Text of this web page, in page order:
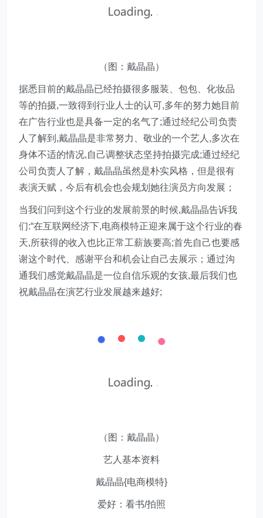
（图：戴晶晶）
据悉目前的戴晶晶已经拍摄很多服装、包包、化妆品
等的拍摄,一致得到行业人士的认可,多年的努力她目前
在广告行业也是具备一定的名气了;通过经纪公司负责
人了解到,戴晶晶是非常努力、敬业的一个艺人,多次在
身体不适的情况,自己调整状态坚持拍摄完成;通过经纪
公司负责人了解，戴晶晶虽然是朴实风格，但是很有
表演天赋，今后有机会也会规划她往演员方向发展；
当我们问到这个行业的发展前景的时候,戴晶晶告诉我
们:“在互联网经济下,电商模特正迎来属于这个行业的春
天,所获得的收入也比正常工薪族要高;首先自己也要感
谢这个时代、感谢平台和机会让自己去展示；通过沟
通我们感觉戴晶晶是一位自信乐观的女孩,最后我们也
祝戴晶晶在演艺行业发展越来越好;
（图：戴晶晶）
艺人基本资料
戴晶晶{电商模特}
爱好：看书/拍照